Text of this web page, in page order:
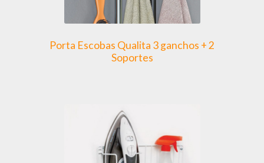
de
producto
Porta Escobas Qualita 3 ganchos + 2
Soportes